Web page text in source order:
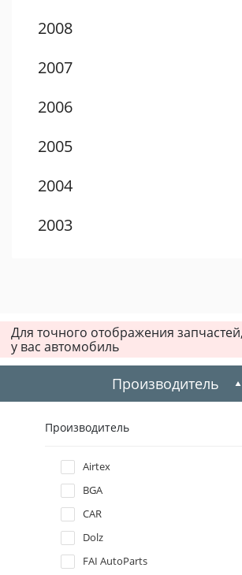
2008
2007
2006
2005
2004
2003
Для точного отображения
у вас автомобиль
Производитель
Производитель
Airtex
BGA
CAR
Dolz
FAI AutoParts